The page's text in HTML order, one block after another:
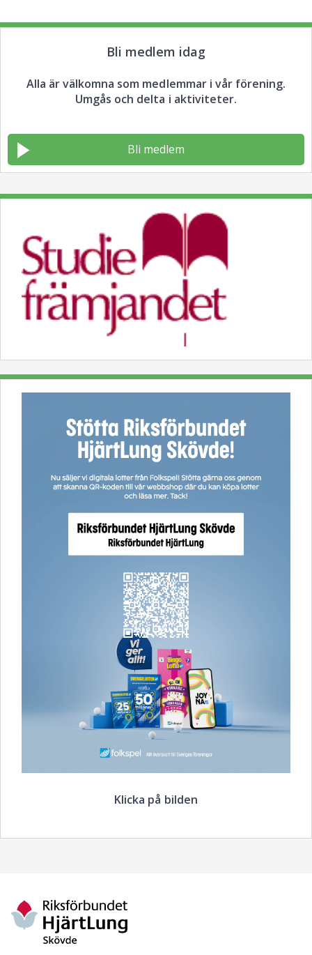
Bli medlem idag
Alla är välkomna som medlemmar i vår förening.
Umgås och delta i aktiviteter.
Bli medlem
Klicka på bilden